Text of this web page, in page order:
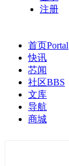
注册
首页Portal
快讯
芯闻
社区BBS
文库
导航
商城